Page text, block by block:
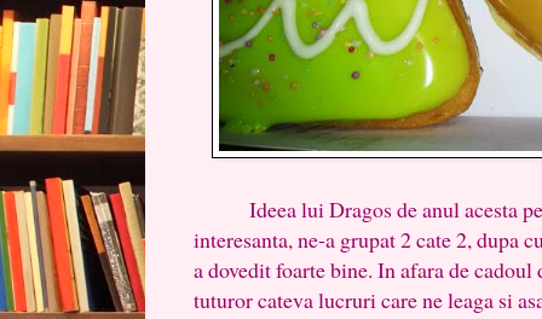
Ideea lui Dragos de anul acesta
interesanta, ne-a grupat 2 cate 2, dupa
a dovedit foarte bine. In afara de
tuturor cateva lucruri care ne leaga si